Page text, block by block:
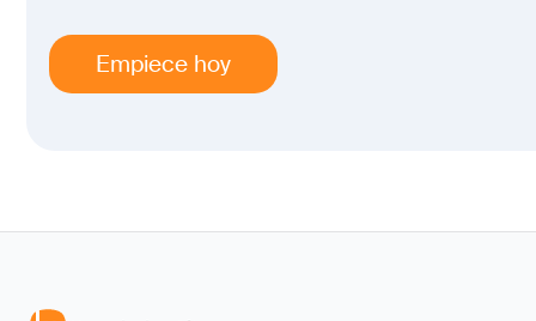
Empiece hoy